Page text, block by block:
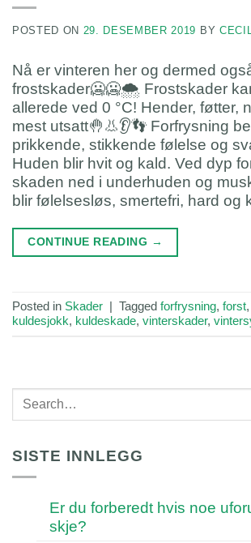
POSTED ON 29. DESEMBER 2019 BY
Nå er vinteren her og dermed
frostskader🥶🥶🌨 Frostskader
allerede ved 0 °C! Hender, føtter,
mest utsatt🤚👃👂👣 Forfrysning
prikkende, stikkende følelse og
Huden blir hvit og kald. Ved dyp
skaden ned i underhuden og
blir følelsesløs, smertefri, hard og
CONTINUE READING →
Posted in Skader | Tagged forfrysning, forst,
kuldesjokk, kuldeskade, vinterskader,
SISTE INNLEGG
Er du forberedt hvis noe
skje?